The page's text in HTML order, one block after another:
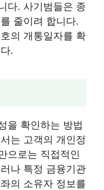
다. 사기범들은 종
줄이려 합니다.
의 개통일자를 확
.
을 확인하는 방법
는 고객의 개인정
으로는 직접적인
나 특정 금융기관
의 소유자 정보를